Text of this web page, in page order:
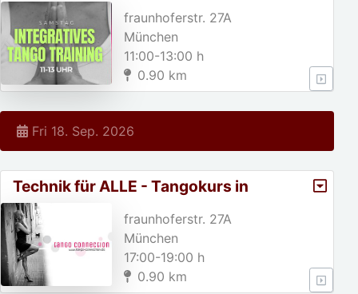
fraunhoferstr. 27A
München
11:00-13:00 h
0.90 km
Fri 18. Sep. 2026
Technik für ALLE - Tangokurs in
München
fraunhoferstr. 27A
München
17:00-19:00 h
0.90 km